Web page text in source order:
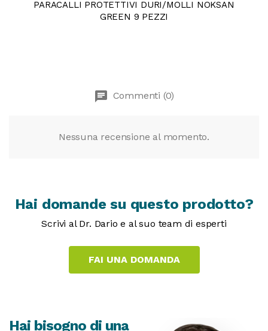
PARACALLI PROTETTIVI DURI/MOLLI NOKSAN
GREEN 9 PEZZI
chat Commenti (0)
Nessuna recensione al momento.
Hai domande su questo prodotto?
Scrivi al Dr. Dario e al suo team di esperti
Hai bisogno di una